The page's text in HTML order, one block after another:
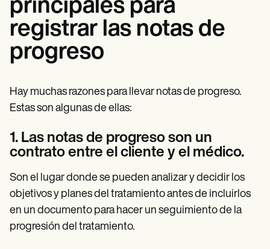
principales para
registrar las notas de
progreso
Hay muchas razones para llevar notas de progreso.
Estas son algunas de ellas:
1. Las notas de progreso son un
contrato entre el cliente y el médico.
Son el lugar donde se pueden analizar y decidir los
objetivos y planes del tratamiento antes de incluirlos
en un documento para hacer un seguimiento de la
progresión del tratamiento.